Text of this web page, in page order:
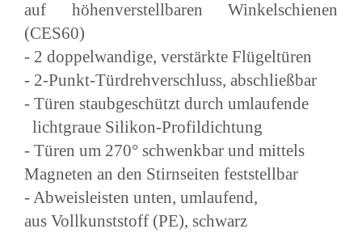
auf höhenverstellbaren Winkelschienen
(CES60)
- 2 doppelwandige, verstärkte Flügeltüren
- 2-Punkt-Türdrehverschluss, abschließbar
- Türen staubgeschützt durch umlaufende
lichtgraue Silikon-Profildichtung
- Türen um 270° schwenkbar und mittels
Magneten an den Stirnseiten feststellbar
- Abweisleisten unten, umlaufend,
aus Vollkunststoff (PE), schwarz